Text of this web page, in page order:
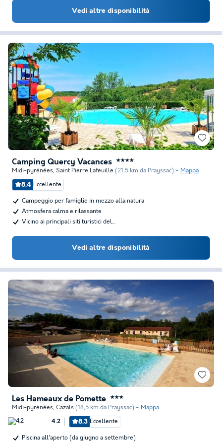
Vedi altre disponibilità
Camping Quercy Vacances ★★★★
Midi-pyrénées, Saint Pierre Lafeuille (21,5 km da Prayssac) Mappa
8.4 Eccellente
Campeggio per famiglie in mezzo alla natura
Atmosfera calma e rilassante
Vicino ai principali siti turistici del…
Vedi altre disponibilità
Les Hameaux de Pomette ★★★
Midi-pyrénées, Cazals (18,5 km da Prayssac) Mappa
4.2 8.3 Eccellente
Piscina all'aperto (da giugno a settembre)